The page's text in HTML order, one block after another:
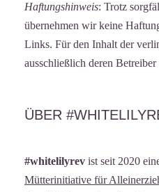
Haftungshinweis: Trotz
übernehmen wir keine
Links. Für den Inhalt der
ausschließlich deren
ÜBER
#whitelilyrev ist seit 2020
Mütterinitiative für